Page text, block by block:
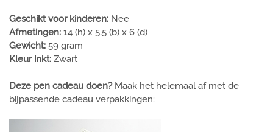
Geschikt voor kinderen: Nee
Afmetingen: 14 (h) x 5,5 (b) x 6 (d)
Gewicht: 59 gram
Kleur inkt: Zwart
Deze pen cadeau doen?Maak het helemaal af met de
bijpassende cadeau verpakkingen: